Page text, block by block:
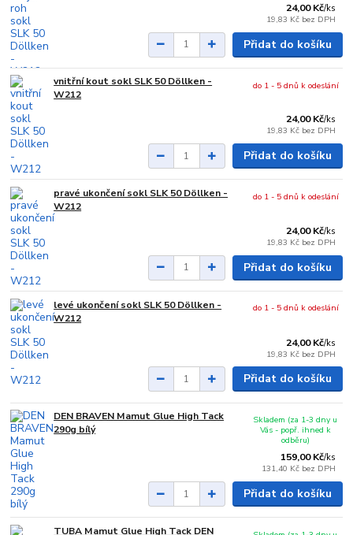
24,00 Kč/ks
19,83 Kč bez DPH
Přidat do košíku
vnitřní kout sokl SLK 50 Döllken -
W212
24,00 Kč/ks
19,83 Kč bez DPH
do 1 - 5 dnů k odeslání
Přidat do košíku
pravé ukončení sokl SLK 50 Döllken -
W212
24,00 Kč/ks
19,83 Kč bez DPH
do 1 - 5 dnů k odeslání
Přidat do košíku
levé ukončení sokl SLK 50 Döllken -
W212
24,00 Kč/ks
19,83 Kč bez DPH
do 1 - 5 dnů k odeslání
Přidat do košíku
DEN BRAVEN Mamut Glue High Tack
290g bílý
159,00 Kč/ks
131,40 Kč bez DPH
Skladem (za 1-3 dny u
Vás - popř. ihned k
odběru)
Přidat do košíku
TUBA Mamut Glue High Tack DEN